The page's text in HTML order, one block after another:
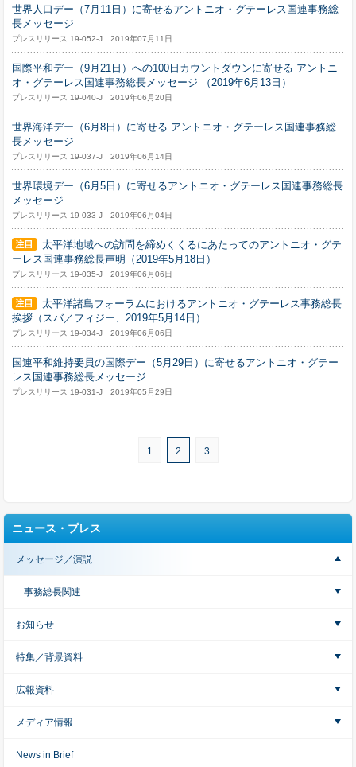
世界人口デー（7月11日）に寄せるアントニオ・グテーレス国連事務総
長メッセージ
プレスリリース 19-052-J 2019年07月11日
国際平和デー（9月21日）への100日カウントダウンに寄せる アントニ
オ・グテーレス国連事務総長メッセージ （2019年6月13日）
プレスリリース 19-040-J 2019年06月20日
世界海洋デー（6月8日）に寄せる アントニオ・グテーレス国連事務総
長メッセージ
プレスリリース 19-037-J 2019年06月14日
世界環境デー（6月5日）に寄せるアントニオ・グテーレス国連事務総長
メッセージ
プレスリリース 19-033-J 2019年06月04日
太平洋地域への訪問を締めくくるにあたってのアントニオ・グテ
ーレス国連事務総長声明（2019年5月18日）
プレスリリース 19-035-J 2019年06月06日
太平洋諸島フォーラムにおけるアントニオ・グテーレス事務総長
挨拶（スバ／フィジー、2019年5月14日）
プレスリリース 19-034-J 2019年06月06日
国連平和維持要員の国際デー（5月29日）に寄せるアントニオ・グテー
レス国連事務総長メッセージ
プレスリリース 19-031-J 2019年05月29日
1 2 3
ニュース・プレス
メッセージ／演説
事務総長関連
お知らせ
特集／背景資料
広報資料
メディア情報
News in Brief